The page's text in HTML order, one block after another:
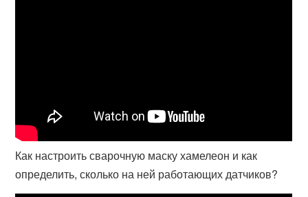
Как настроить сварочную маску хамелеон и как
определить, сколько на ней работающих датчиков?